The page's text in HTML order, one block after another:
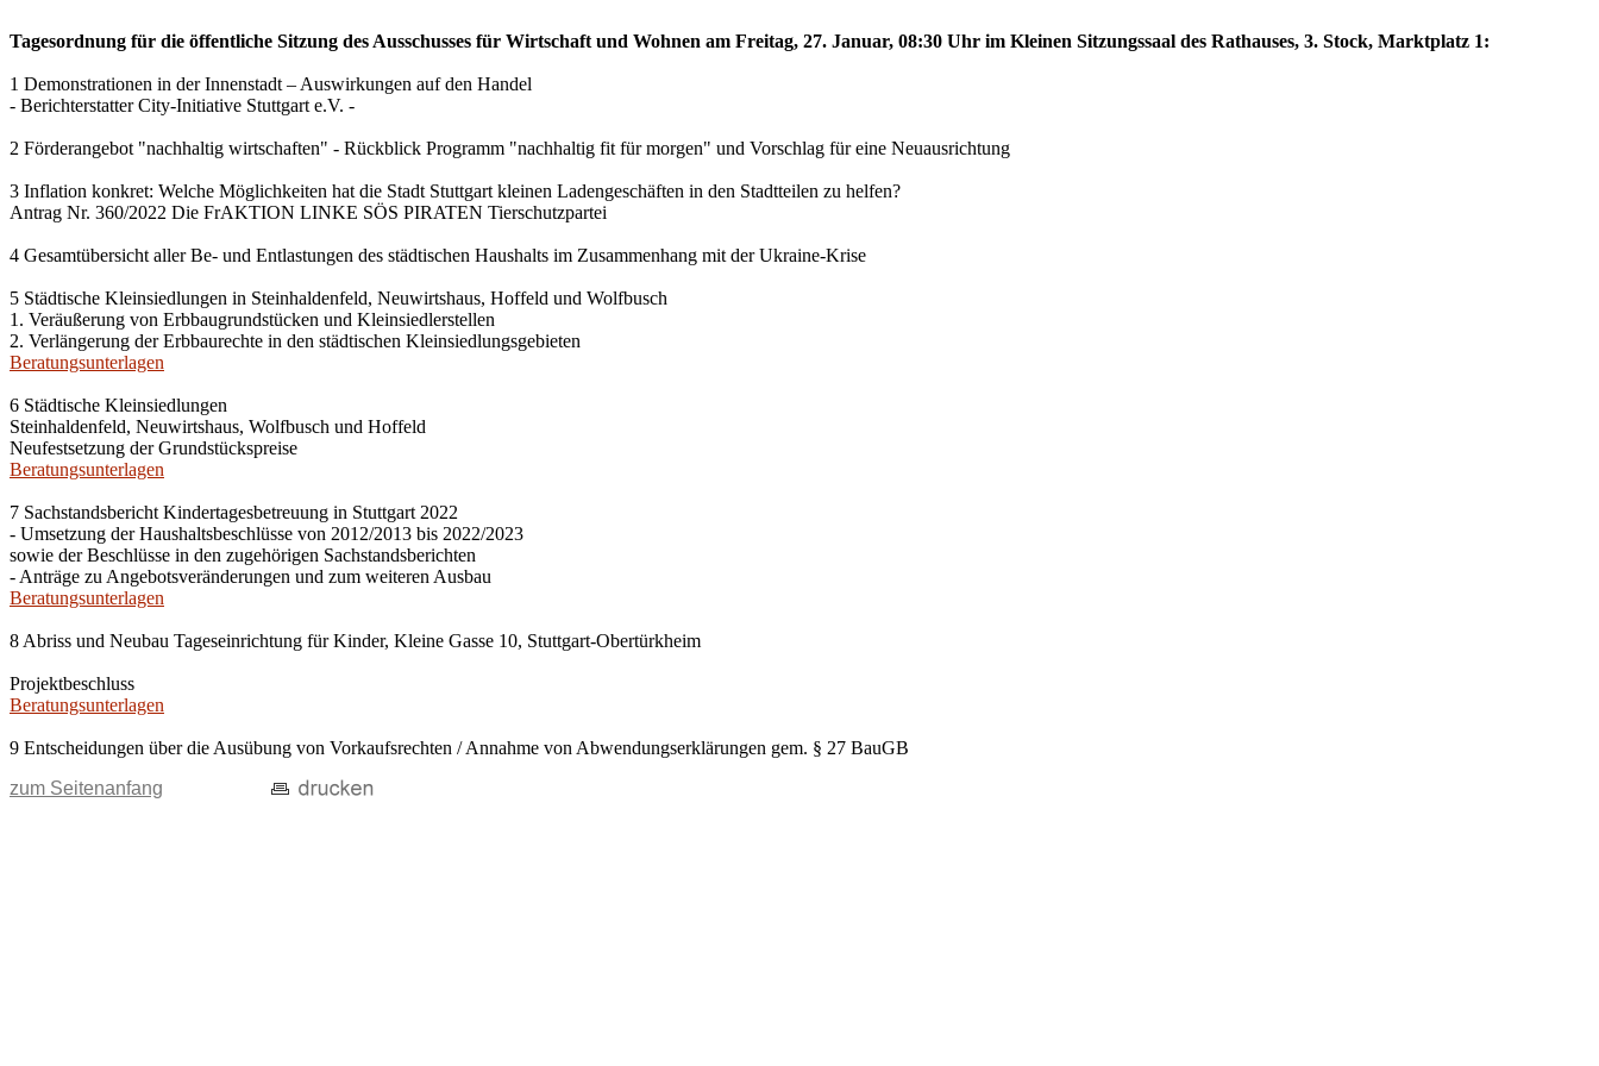
Tagesordnung für die öffentliche Sitzung des Ausschusses für Wirtschaft und Wohnen am Freitag, 27. Januar, 08:30 Uhr im Kleinen Sitzungssaal des Rathauses, 3. Stock, Marktplatz 1:
1 Demonstrationen in der Innenstadt – Auswirkungen auf den Handel
- Berichterstatter City-Initiative Stuttgart e.V. -
2 Förderangebot "nachhaltig wirtschaften" - Rückblick Programm "nachhaltig fit für morgen" und Vorschlag für eine Neuausrichtung
3 Inflation konkret: Welche Möglichkeiten hat die Stadt Stuttgart kleinen Ladengeschäften in den Stadtteilen zu helfen?
Antrag Nr. 360/2022 Die FrAKTION LINKE SÖS PIRATEN Tierschutzpartei
4 Gesamtübersicht aller Be- und Entlastungen des städtischen Haushalts im Zusammenhang mit der Ukraine-Krise
5 Städtische Kleinsiedlungen in Steinhaldenfeld, Neuwirtshaus, Hoffeld und Wolfbusch
1. Veräußerung von Erbbaugrundstücken und Kleinsiedlerstellen
2. Verlängerung der Erbbaurechte in den städtischen Kleinsiedlungsgebieten
Beratungsunterlagen
6 Städtische Kleinsiedlungen
Steinhaldenfeld, Neuwirtshaus, Wolfbusch und Hoffeld
Neufestsetzung der Grundstückspreise
Beratungsunterlagen
7 Sachstandsbericht Kindertagesbetreuung in Stuttgart 2022
- Umsetzung der Haushaltsbeschlüsse von 2012/2013 bis 2022/2023
sowie der Beschlüsse in den zugehörigen Sachstandsberichten
- Anträge zu Angebotsveränderungen und zum weiteren Ausbau
Beratungsunterlagen
8 Abriss und Neubau Tageseinrichtung für Kinder, Kleine Gasse 10, Stuttgart-Obertürkheim
Projektbeschluss
Beratungsunterlagen
9 Entscheidungen über die Ausübung von Vorkaufsrechten / Annahme von Abwendungserklärungen gem. § 27 BauGB
zum Seitenanfang